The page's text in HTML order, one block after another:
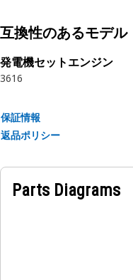
互換性のあるモデル
発電機セットエンジン
3616
保証情報
返品ポリシー
Parts Diagrams